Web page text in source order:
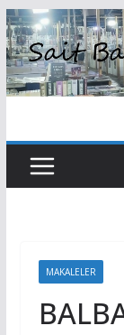
Skip
to
content
MAKALELER